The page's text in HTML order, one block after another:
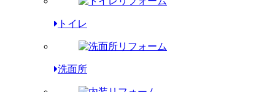
トイレ
洗面所